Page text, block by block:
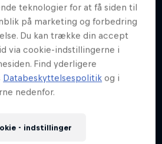
teknologier for at få siden til
på marketing og forbedring
Du kan trække din accept
via cookie-indstillingerne i
Find yderligere
Databeskyttelsespolitik og i
nedenfor.
- indstillinger